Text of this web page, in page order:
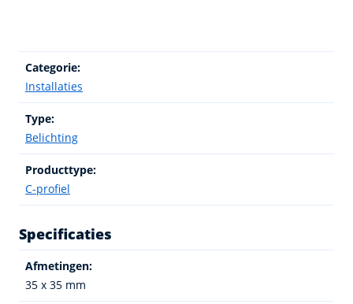
Categorie:
Installaties
Type:
Belichting
Producttype:
C-profiel
Specificaties
Afmetingen:
35 x 35 mm